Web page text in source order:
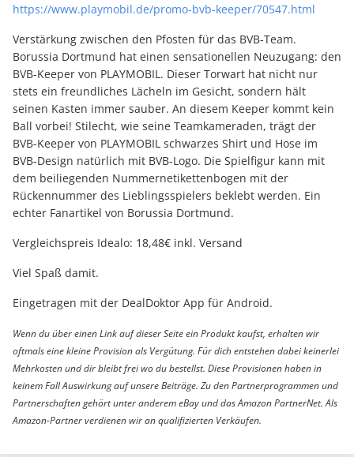
https://www.playmobil.de/promo-bvb-keeper/70547.html
Verstärkung zwischen den Pfosten für das BVB-Team.
Borussia Dortmund hat einen sensationellen Neuzugang: den
BVB-Keeper von PLAYMOBIL. Dieser Torwart hat nicht nur
stets ein freundliches Lächeln im Gesicht, sondern hält
seinen Kasten immer sauber. An diesem Keeper kommt kein
Ball vorbei! Stilecht, wie seine Teamkameraden, trägt der
BVB-Keeper von PLAYMOBIL schwarzes Shirt und Hose im
BVB-Design natürlich mit BVB-Logo. Die Spielfigur kann mit
dem beiliegenden Nummernetikettenbogen mit der
Rückennummer des Lieblingsspielers beklebt werden. Ein
echter Fanartikel von Borussia Dortmund.
Vergleichspreis Idealo: 18,48€ inkl. Versand
Viel Spaß damit.
Eingetragen mit der DealDoktor App für Android.
Wenn du über einen Link auf dieser Seite ein Produkt kaufst, erhalten wir
oftmals eine kleine Provision als Vergütung. Für dich entstehen dabei keinerlei
Mehrkosten und dir bleibt frei wo du bestellst. Diese Provisionen haben in
keinem Fall Auswirkung auf unsere Beiträge. Zu den Partnerprogrammen und
Partnerschaften gehört unter anderem eBay und das Amazon PartnerNet. Als
Amazon-Partner verdienen wir an qualifizierten Verkäufen.